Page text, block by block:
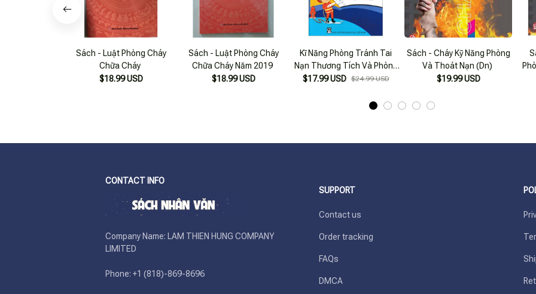
Sách - Luật Phòng Cháy
Chữa Cháy
$18.99 USD
Sách - Luật Phòng Cháy
Chữa Cháy Năm 2019
$18.99 USD
Kĩ Năng Phòng Tránh Tai
Nạn Thương Tích Và Phòng
Cháy, Chữa Cháy Thoát
Học Sinh Tiểu Học)
$17.99 USD $24.99 USD
Sách - Cháy Kỹ Năng Phòng
Và Thoát Nạn (Dn)
$19.99 USD
CONTACT INFO
Company Name: LAM THIEN HUNG COMPANY
LIMITED
Phone: +1 (818)-869-8696
SUPPORT
Contact us
Order tracking
FAQs
DMCA